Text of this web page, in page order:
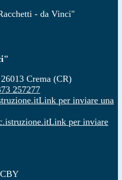
- da Vinci"
Crema (CR)
257277
Link per inviare una
Link per inviare